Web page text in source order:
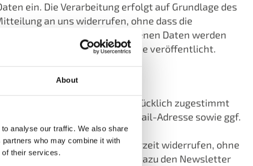
About
analyse our traffic. We also share
who may combine it with
of their services.
ein. Die Verarbeitung erfolgt auf Grundlage des
an uns widerrufen, ohne dass die
wird. Ihre personenbezogenen Daten werden
von Ihnen angegebene Name veröffentlicht.
sofern Sie dem ausdrücklich zugestimmt
verarbeiten wir Ihre E-Mail-Adresse sowie ggf.
haben.
können die Einwilligung jederzeit widerrufen, ohne
berührt wird. Sie können dazu den Newsletter